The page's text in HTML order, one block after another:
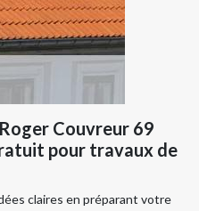
Couvreur 69
pour travaux de
claires en préparant votre